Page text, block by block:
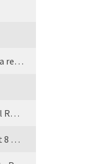
Games Made in Sweden 2026 – Den årliga rean är tillbaka
Vi testar en massagepistol från Careical Recovery
Link från Breath of the Wild i Mario Kart 8 Deluxe